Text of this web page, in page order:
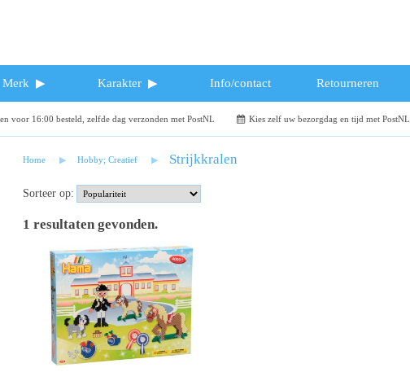
Merk Karakter Info/contact Retourneren
voor 16:00 besteld, zelfde dag verzonden met PostNL Kies zelf uw bezorgdag en tijd met PostNL
Home Hobby; Creatief Strijkkralen
Sorteer op:
1 resultaten gevonden.